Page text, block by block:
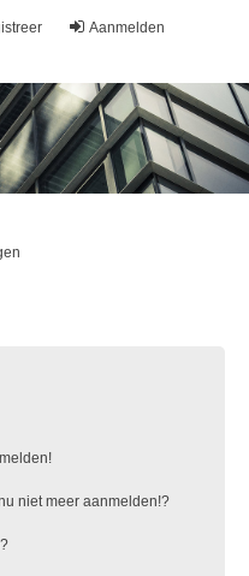
Aanmelden
niet meer aanmelden!?